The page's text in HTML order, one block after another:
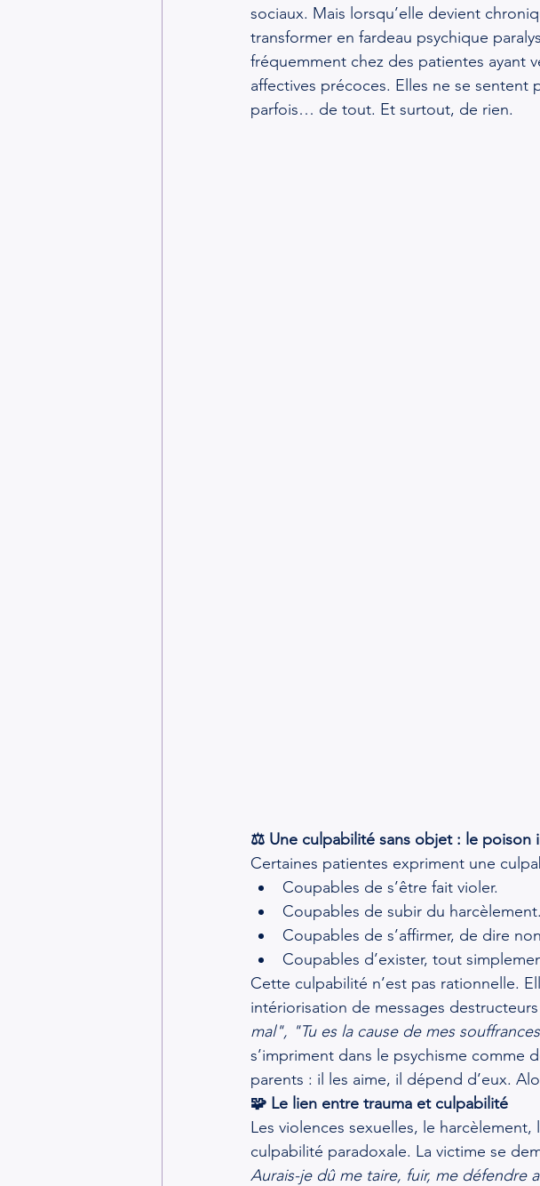
sociaux. Mais lorsqu’elle devient
transformer en fardeau psychique
fréquemment chez des patientes ayant
affectives précoces. Elles ne se sentent
parfois… de tout. Et surtout, de rien.
⚖️ Une culpabilité sans objet : le poison
Certaines patientes expriment une
Coupables de s’être fait violer.
Coupables de subir du harcèlement.
Coupables de s’affirmer, de dire
Coupables d’exister, tout
Cette culpabilité n’est pas rationnelle.
intériorisation de messages destructeurs
mal", "Tu es la cause de mes
s’impriment dans le psychisme comme
parents : il les aime, il dépend d’eux.
🧩 Le lien entre trauma et culpabilité
Les violences sexuelles, le
culpabilité paradoxale. La victime se
Aurais-je dû me taire, fuir, me défendre